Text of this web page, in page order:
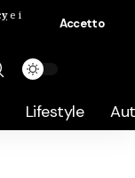
e i
Accetto
Lifestyle